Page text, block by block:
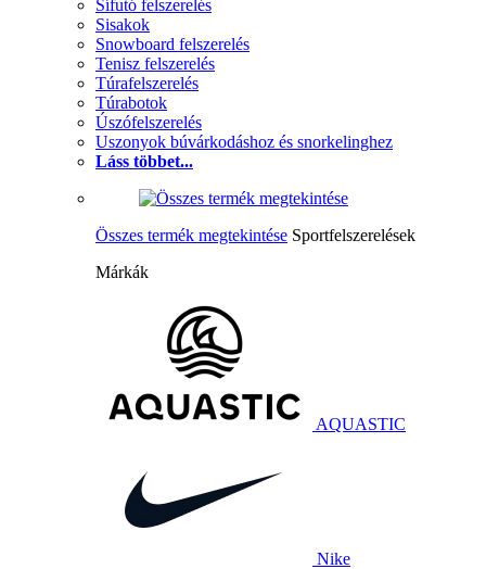
Sífutó felszerelés
Sisakok
Snowboard felszerelés
Tenisz felszerelés
Túrafelszerelés
Túrabotok
Úszófelszerelés
Uszonyok búvárkodáshoz és snorkelinghez
Láss többet...
Összes termék megtekintése Sportfelszerelések
Márkák
AQUASTIC
Nike